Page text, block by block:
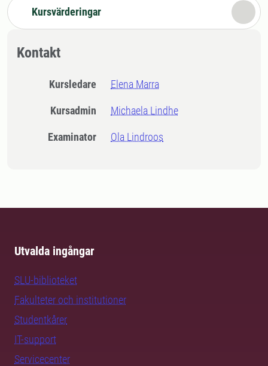
Kursvärderingar
Kontakt
Kursledare Elena Marra
Kursadmin Michaela Lindhe
Examinator Ola Lindroos
Utvalda ingångar
SLU-biblioteket
Fakulteter och institutioner
Studentkårer
IT-support
Servicecenter